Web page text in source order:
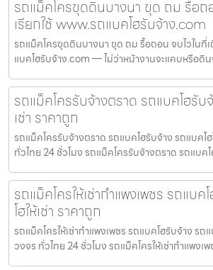
รถแม็คโครขุดดินบางนา ขุด ถม รื้อถ
เรียกใช้ www.รถแบคโฮรับจ้าง.com
รถแม็คโครขุดดินบางนา ขุด ถม รื้อถอน จบไวในที่เ
แบคโฮรับจ้าง.com — ไม่ว่าหน้างานจะแคบหรือดิน
รถแม็คโครรับจ้างตราด รถแบคโฮรับ
เช่า ราคาถูก
รถแม็คโครรับจ้างตราด รถแบคโฮรับจ้าง รถแบคโ
ทั่วไทย 24 ชั่วโมง รถแม็คโครรับจ้างตราด รถแบค
รถแม็คโครให้เช่ากำแพงเพชร รถแบ
โฮให้เช่า ราคาถูก
รถแม็คโครให้เช่ากำแพงเพชร รถแบคโฮรับจ้าง รถ
วงจร ทั่วไทย 24 ชั่วโมง รถแม็คโครให้เช่ากำแพงเ